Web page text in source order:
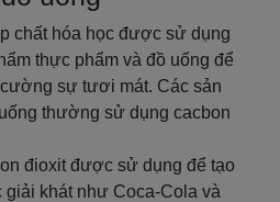
chất hóa học được sử dụng
thực phẩm và đồ uống để
sự tươi mát. Các sản
thường sử dụng cacbon
đioxit được sử dụng để tạo
khát như Coca-Cola và